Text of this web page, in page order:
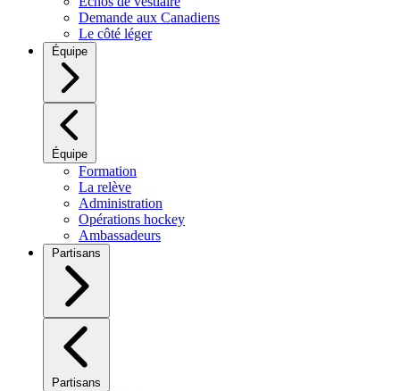
Demande aux Canadiens
Le côté léger
Équipe
Équipe
Formation
La relève
Administration
Opérations hockey
Ambassadeurs
Partisans
Partisans